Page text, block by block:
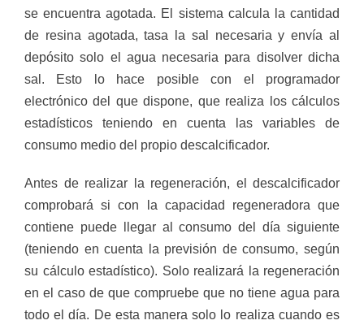
se encuentra agotada. El sistema calcula la cantidad
de resina agotada, tasa la sal necesaria y envía al
depósito solo el agua necesaria para disolver dicha
sal. Esto lo hace posible con el programador
electrónico del que dispone, que realiza los cálculos
estadísticos teniendo en cuenta las variables de
consumo medio del propio descalcificador.
Antes de realizar la regeneración, el descalcificador
comprobará si con la capacidad regeneradora que
contiene puede llegar al consumo del día siguiente
(teniendo en cuenta la previsión de consumo, según
su cálculo estadístico). Solo realizará la regeneración
en el caso de que compruebe que no tiene agua para
todo el día. De esta manera solo lo realiza cuando es